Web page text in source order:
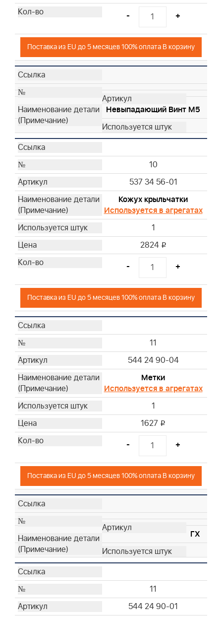
-
+
Поставка из EU до 5 месяцев 100% оплата В корзину
Невыпадающий Винт М5
10
537 34 56-01
Кожух крыльчатки
Используется в агрегатах
1
2824 i
- +
Поставка из EU до 5 месяцев 100% оплата В корзину
11
544 24 90-04
Метки
Используется в агрегатах
1
1627 i
- +
Поставка из EU до 5 месяцев 100% оплата В корзину
ГХ
11
544 24 90-01